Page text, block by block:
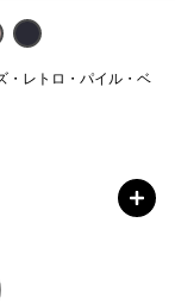
・レトロ・パイル・ベ